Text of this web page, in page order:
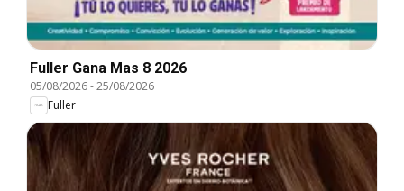
Fuller Gana Mas 8 2026
05/08/2026-25/08/2026
Fuller